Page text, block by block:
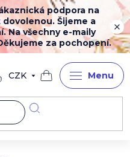
podpora na
Šijeme a
Na všechny e-maily
za pochopení.
CZK
Nákupní
košík